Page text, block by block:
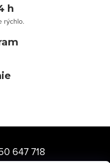
h
rýchlo.
647 718